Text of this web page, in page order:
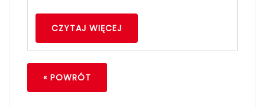
CZYTAJ WIĘCEJ
« POWRÓT